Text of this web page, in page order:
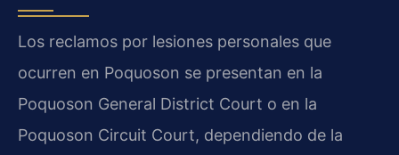
Los reclamos por lesiones personales que
ocurren en Poquoson se presentan en la
Poquoson General District Court o en la
Poquoson Circuit Court, dependiendo de la